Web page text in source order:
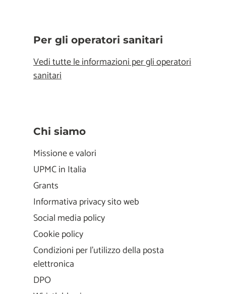
Per gli operatori sanitari
Vedi tutte le informazioni per gli operatori
sanitari
Chi siamo
Missione e valori
UPMC in Italia
Grants
Informativa privacy sito web
Social media policy
Cookie policy
Condizioni per l'utilizzo della posta
elettronica
DPO